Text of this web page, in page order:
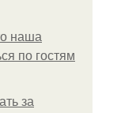
наша
по гостям
за